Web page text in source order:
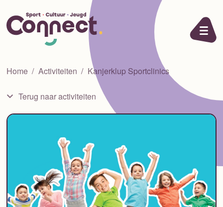
Ga naar de inhoud
Home Activiteiten Kanjerklup Sportclinics
Terug naar activiteiten